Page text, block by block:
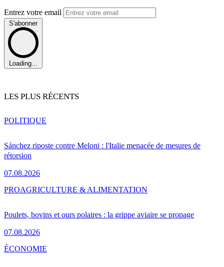
Entrez votre email
S'abonner
Loading...
LES PLUS RÉCENTS
Sánchez riposte contre Meloni : l'Italie menacée de mesures de
rétorsion
07.08.2026
POLITIQUE
Poulets, bovins et ours polaires : la grippe aviaire se propage
07.08.2026
PROAGRICULTURE & ALIMENTATION
ÉCONOMIE